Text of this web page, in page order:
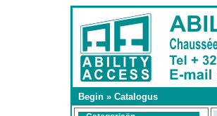
Begin » Catalogus